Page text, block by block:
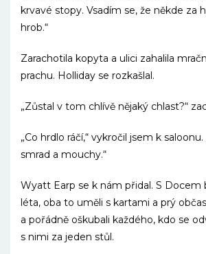
krvavé stopy. Vsadím se, že někde za
hrob.“
Zarachotila kopyta a ulici zahalila
prachu. Holliday se rozkašlal.
„Zůstal v tom chlívě nějaký chlast?“
„Co hrdlo ráčí,“ vykročil jsem k
smrad a mouchy.“
Wyatt Earp se k nám přidal. S Docem
léta, oba to uměli s kartami a prý
a pořádně oškubali každého, kdo se
s nimi za jeden stůl.